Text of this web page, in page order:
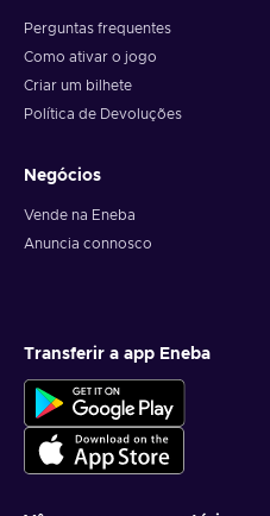
Perguntas frequentes
Como ativar o jogo
Criar um bilhete
Política de Devoluções
Negócios
Vende na Eneba
Anuncia connosco
Transferir a app Eneba